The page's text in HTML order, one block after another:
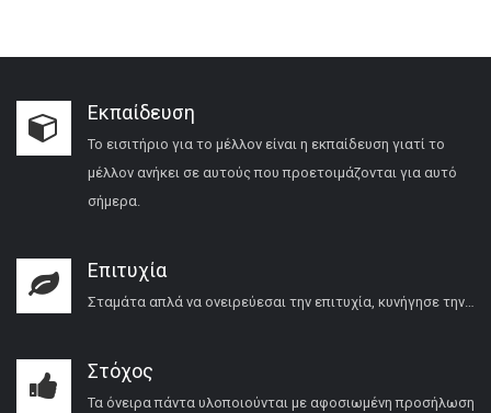
Εκπαίδευση
Το εισιτήριο για το μέλλον είναι η εκπαίδευση γιατί το
μέλλον ανήκει σε αυτούς που προετοιμάζονται για αυτό
σήμερα.
Επιτυχία
Σταμάτα απλά να ονειρεύεσαι την επιτυχία, κυνήγησε την…
Στόχος
Τα όνειρα πάντα υλοποιούνται με αφοσιωμένη προσήλωση